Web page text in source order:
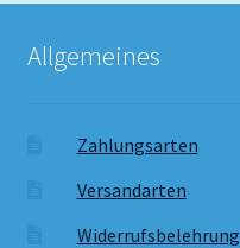
Allgemeines
Zahlungsarten
Versandarten
Widerrufsbelehrung